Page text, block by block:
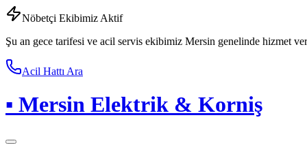
Nöbetçi Ekibimiz Aktif
Şu an gece tarifesi ve acil servis ekibimiz Mersin genelinde hizmet
Acil Hattı Ara
▪ Mersin Elektrik & Korniş